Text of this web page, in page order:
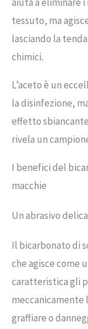
tessuto, ma
lasciando la
chimici.
L’aceto è un
la disinfezione,
effetto
rivela un
I benefici del
macchie
Un abrasivo
Il bicarbonato di
che agisce come
caratteristica gli
meccanicamente
graffiare o